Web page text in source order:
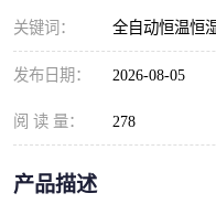
关键词： 全自动恒温恒
发布日期： 2026-08-05
阅 读 量： 278
产品描述